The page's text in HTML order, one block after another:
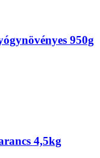
950g
4,5kg